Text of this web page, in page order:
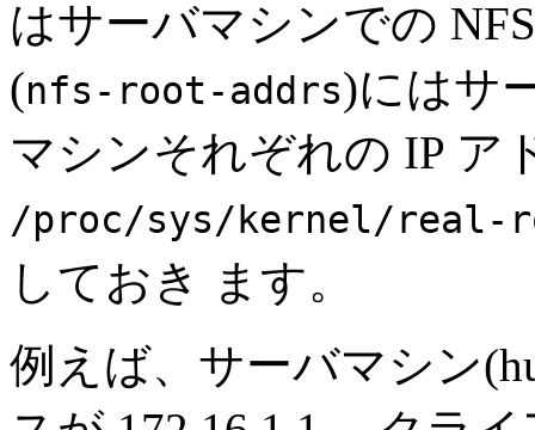
はサーバマシンでの
(nfs-root-addrs)にはサ
マシンそれぞれの IP ア
/proc/sys/kernel/real-
しておき ます。
例えば、サーバマシン